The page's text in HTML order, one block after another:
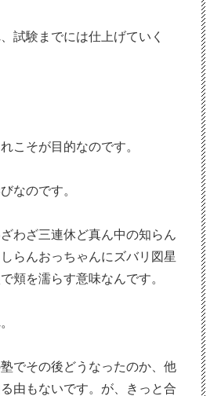
試験までには仕上げていく
こそが目的なのです。
なのです。
わざ三連休ど真ん中の知らん
らんおっちゃんにズバリ図星
頬を濡らす意味なんです。
でその後どうなったのか、他
由もないです。が、きっと合